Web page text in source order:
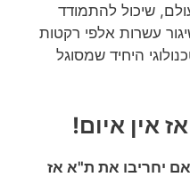
שיכול להתמודד
עשרות אלפי רקטות
היחיד שמסוגל
אין איום!
יחריבו את ת"א אז